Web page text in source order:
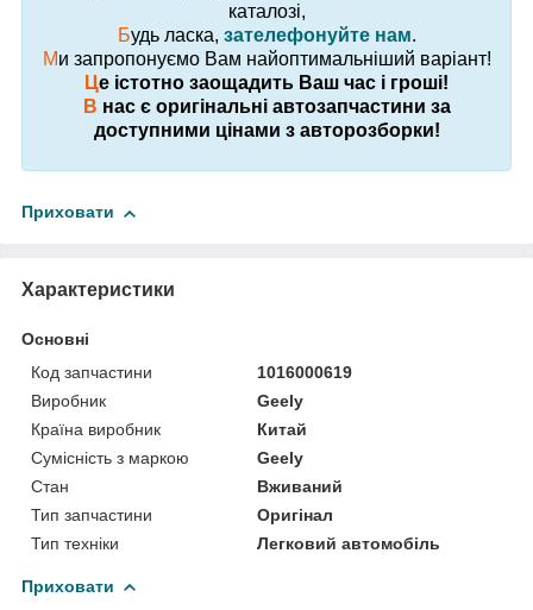
каталозі,
Будь ласка, зателефонуйте нам.
Ми запропонуємо Вам найоптимальніший варіант!
Це істотно заощадить Ваш час і гроші!
В нас є оригінальні автозапчастини за
доступними цінами з авторозборки!
Приховати
Характеристики
Основні
Код запчастини
1016000619
Виробник
Geely
Країна виробник
Китай
Сумісність з маркою
Geely
Стан
Вживаний
Тип запчастини
Оригінал
Тип техніки
Легковий автомобіль
Приховати